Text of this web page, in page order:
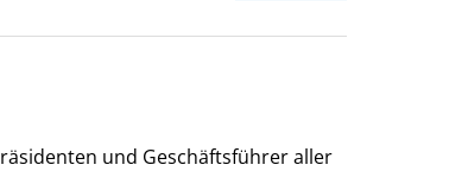
und Geschäftsführer aller